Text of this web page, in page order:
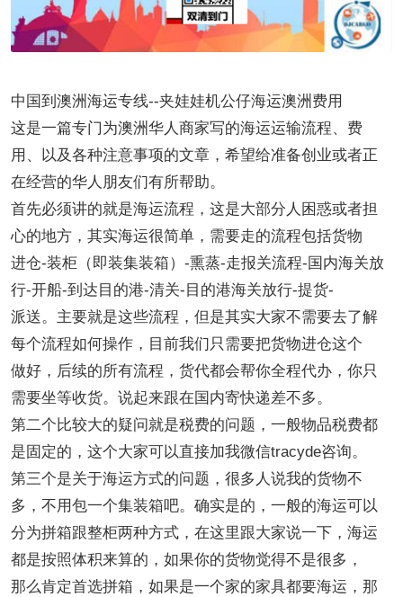
中国到澳洲海运专线--夹娃娃机公仔海运澳洲费用
这是一篇专门为澳洲华人商家写的海运运输流程、费
用、以及各种注意事项的文章，希望给准备创业或者正
在经营的华人朋友们有所帮助。
首先必须讲的就是海运流程，这是大部分人困惑或者担
心的地方，其实海运很简单，需要走的流程包括货物
进仓-装柜（即装集装箱）-熏蒸-走报关流程-国内海关放
行-开船-到达目的港-清关-目的港海关放行-提货-
派送。主要就是这些流程，但是其实大家不需要去了解
每个流程如何操作，目前我们只需要把货物进仓这个
做好，后续的所有流程，货代都会帮你全程代办，你只
需要坐等收货。说起来跟在国内寄快递差不多。
第二个比较大的疑问就是税费的问题，一般物品税费都
是固定的，这个大家可以直接加我微信tracyde咨询。
第三个是关于海运方式的问题，很多人说我的货物不
多，不用包一个集装箱吧。确实是的，一般的海运可以
分为拼箱跟整柜两种方式，在这里跟大家说一下，海运
都是按照体积来算的，如果你的货物觉得不是很多，
那么肯定首选拼箱，如果是一个家的家具都要海运，那